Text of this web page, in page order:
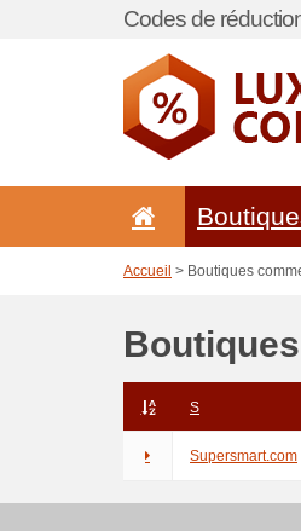
Codes de
Accueil > Boutiques
Boutiques
S
Supersmart.com